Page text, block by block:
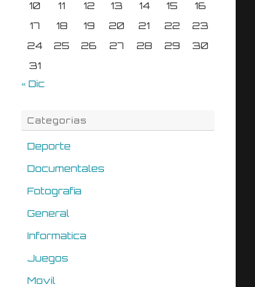
10
11 12 13 14 15
16
17
18 19 20 21 22
23
24
25 26 27 28 29
30
31
« Dic
Categorias
Deporte
Documentales
Fotografia
General
Informatica
Juegos
Movil